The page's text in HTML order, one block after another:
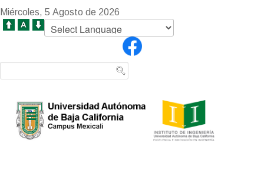
Miércoles, 5 Agosto de 2026